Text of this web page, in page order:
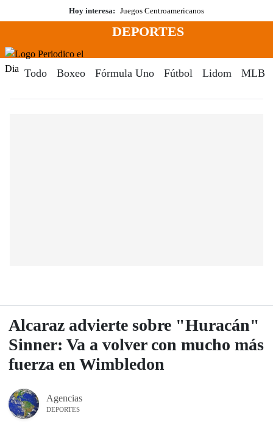
al
Hoy interesa: Juegos Centroamericanos
Menú
DEPORTES
Todo Boxeo Fórmula Uno Fútbol Lidom MLB
Alcaraz advierte sobre "Huracán"
Sinner: Va a volver con mucho más
fuerza en Wimbledon
Agencias
DEPORTES